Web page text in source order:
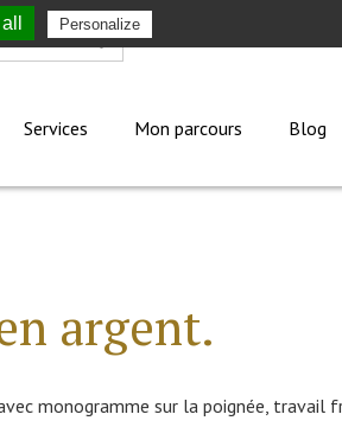
Services Mon parcours Blog
argent.
monogramme sur la poignée, travail
Personalize